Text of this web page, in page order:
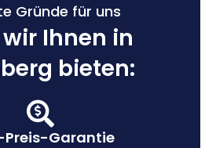
Gründe für uns
Ihnen in
bieten:
Preis-Garantie